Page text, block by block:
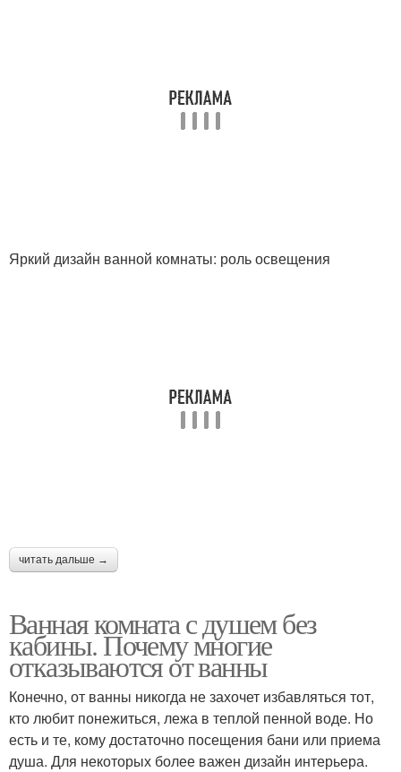
Яркий дизайн ванной комнаты: роль освещения
читать дальше →
Ванная комната с душем без
кабины. Почему многие
отказываются от ванны
Конечно, от ванны никогда не захочет избавляться тот,
кто любит понежиться, лежа в теплой пенной воде. Но
есть и те, кому достаточно посещения бани или приема
душа. Для некоторых более важен дизайн интерьера.